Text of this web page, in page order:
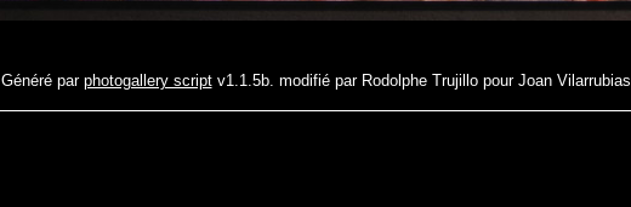
Généré par photogallery scriptv1.1.5b. modifié par Rodolphe Trujillo pour Joan Vilarrubias